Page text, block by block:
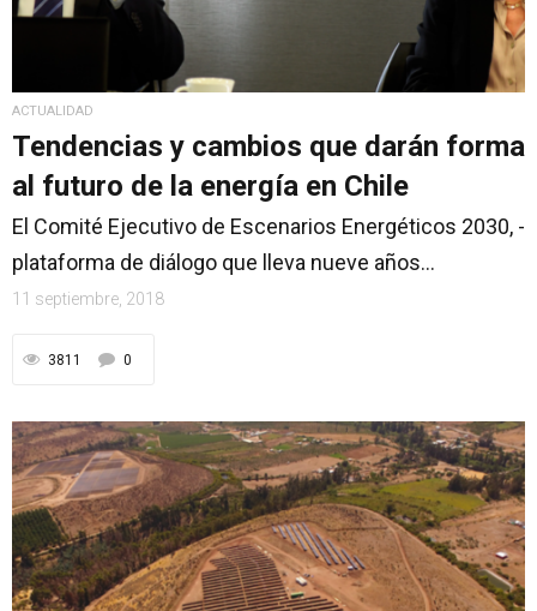
ACTUALIDAD
Tendencias y cambios que darán forma
al futuro de la energía en Chile
El Comité Ejecutivo de Escenarios Energéticos 2030, -
plataforma de diálogo que lleva nueve años...
11 septiembre, 2018
3811 0